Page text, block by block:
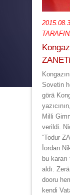
Sovetin
görä
Milli
verildi.
“Todur
İordan
bu
aldı.
dooru
kendi